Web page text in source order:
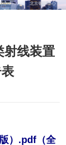
北京银泰中心
线装置
）.pdf（全